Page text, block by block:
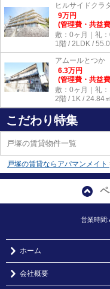
ヒルサイドクラ
9万円
(管理費・共益
敷：0ヶ月｜礼：
1階 / 2LDK /
アムールとつか
6.3万円
(管理費・共益
敷：0ヶ月｜礼：
2階 / 1K / 24.84㎡
こだわり特集
戸塚の賃貸物件一覧
戸塚の賃貸ならアパマンメイト
営業時間
ホーム
会社概要